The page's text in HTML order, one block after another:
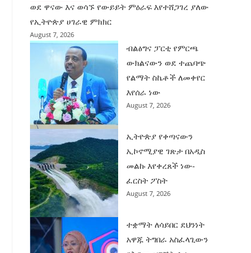
ወደ ዋናው እና ወሳኙ የውይይት ምዕራፍ እየተሸጋገረ ያለው
የኢትዮጵያ ሀገራዊ ምክክር
August 7, 2026
ብልፅግና ፓርቲ የምርጫ
ውክልናውን ወደ ተጨባጭ
የልማት ስኬቶች ለመቀየር
እየሰራ ነው
August 7, 2026
ኢትዮጵያ የቀጣናውን
ኢኮኖሚያዊ ገጽታ በአዲስ
መልኩ እየቀረጸች ነው-
ፈርስት ፖስት
August 7, 2026
ተቋማት ለሳይበር ደህንነት
አዋጁ ትግበራ አስፈላጊውን